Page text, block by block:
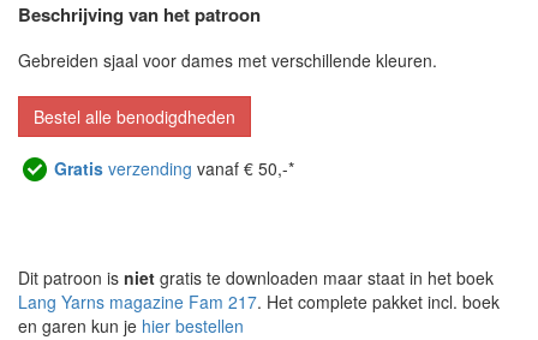
Beschrijving van het patroon
Gebreiden sjaal voor dames met verschillende kleuren.
Bestel alle benodigdheden
Gratis verzending vanaf € 50,-*
Dit patroon is niet gratis te downloaden maar staat in het boek
Lang Yarns magazine Fam 217. Het complete pakket incl. boek
en garen kun je hier bestellen